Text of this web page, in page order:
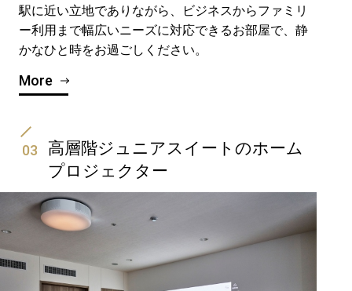
駅に近い立地でありながら、ビジネスからファミリ
ー利用まで幅広いニーズに対応できるお部屋で、静
かなひと時をお過ごしください。
More
03
高層階ジュニアスイートのホーム
プロジェクター